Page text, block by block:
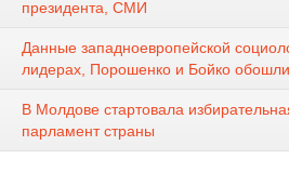
президента, СМИ
Данные западноевропейской
лидерах, Порошенко и Бойко
В Молдове стартовала
парламент страны